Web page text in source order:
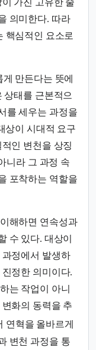
가진 고유한 줄
의미한다. 따라
핵심적인 요소로
만든다는 뜻에
상태를 근본적으
를 세우는 과정을
상이 시대적 요구
인 변천을 상징
니라 그 과정 속
포착하는 역할을
해하면 연속성과
수 있다. 대상이
정에서 발생하
정한 의미이다.
는 작업이 아니
화의 동력을 추
연혁을 올바르게
변천 과정을 통